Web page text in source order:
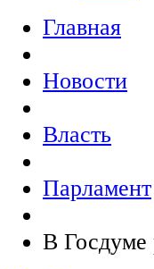
Главная
Новости
Власть
Парламент
В Госдуме